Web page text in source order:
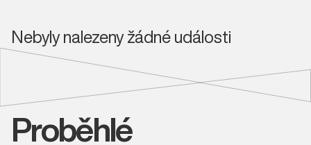
Nebyly nalezeny žádné události
Proběhlé